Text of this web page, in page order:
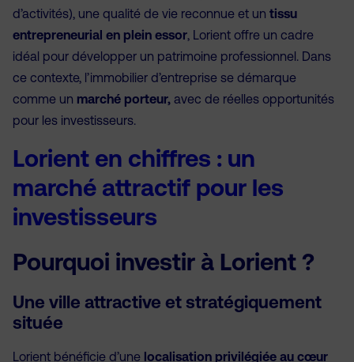
d’activités), une qualité de vie reconnue et un tissu
entrepreneurial en plein essor, Lorient offre un cadre
idéal pour développer un patrimoine professionnel. Dans
ce contexte, l’immobilier d’entreprise se démarque
comme un marché porteur, avec de réelles opportunités
pour les investisseurs.
Lorient en chiffres : un
marché attractif pour les
investisseurs
Pourquoi investir à Lorient ?
Une ville attractive et stratégiquement
située
Lorient bénéficie d’une localisation privilégiée au cœur